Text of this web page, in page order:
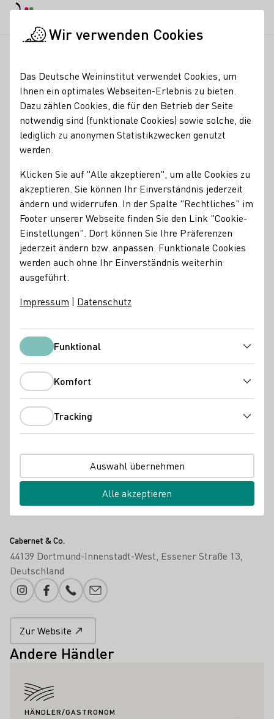
Cabernet & Co. -
Vinothek im
Kreuzviertel
Seit 2000 stehen wir im Dortmunder Kreuzviertel für
individuellen Weingenuss. Unser umfangreiches Sortiment,
ausschließlich aus Europa, beziehen wir direkt von
Weingütern, mit denen wir eng und oft schon jahrelang
zusammen arbeiten.
Händlerart
Weinbar/-bistro
Das könnte Sie auch interessieren
Kontakt
Cabernet & Co.
44139 Dortmund-Innenstadt-West Essener Straße 13
Deutschland
InstagramFacebookTelefonnummer
E-Mail-Adresse
Zur Website
Andere Händler
HÄNDLER/GASTRONOM
Mehr erfahren
Wir verwenden Cookies
Das Deutsche Weininstitut verwendet Cookies, um
Ihnen ein optimales Webseiten-Erlebnis zu bieten.
Dazu zählen Cookies, die für den Betrieb der Seite
notwendig sind (funktionale Cookies) sowie solche, die
lediglich zu anonymen Statistikzwecken genutzt
werden.
Klicken Sie auf "Alle akzeptieren", um alle Cookies zu
akzeptieren. Sie können Ihr Einverständnis jederzeit
ändern und widerrufen. In der Spalte "Rechtliches" im
Footer unserer Webseite finden Sie den Link "Cookie-
Einstellungen". Dort können Sie Ihre Präferenzen
jederzeit ändern bzw. anpassen. Funktionale Cookies
werden auch ohne Ihr Einverständnis weiterhin
ausgeführt.
Impressum | Datenschutz
FunktionalFunktional
Komfort
Tracking
Auswahl übernehmen
Alle akzeptieren